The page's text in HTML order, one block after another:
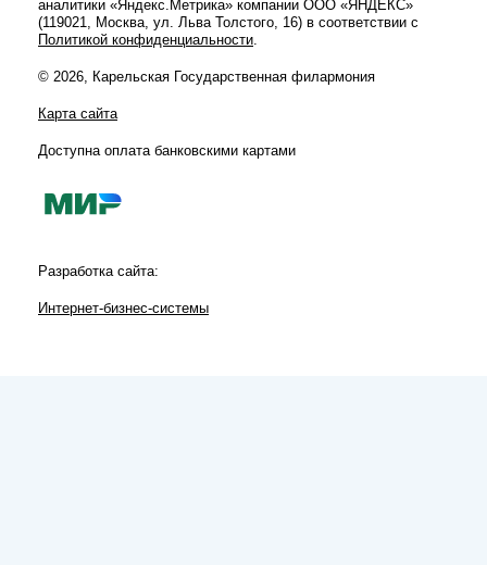
аналитики «Яндекс.Метрика» компании ООО «ЯНДЕКС»
(119021, Москва, ул. Льва Толстого, 16) в соответствии с
Политикой конфиденциальности.
© 2026, Карельская Государственная филармония
Карта сайта
Доступна оплата банковскими картами
Разработка сайта:
Интернет-бизнес-системы